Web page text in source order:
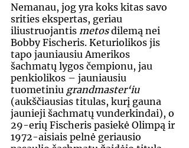
Nemanau, jog yra koks kitas savo
srities ekspertas, geriau
iliustruojantis metos dilemą nei
Bobby Fischeris. Keturiolikos jis
tapo jauniausiu Amerikos
šachmatų lygos čempionu, jau
penkiolikos – jauniausiu
tuometiniu grandmaster‘iu
(aukščiausias titulas, kurį gauna
jaunieji šachmatų vunderkindai), o
29-erių Fischeris pasiekė Olimpą ir
1972-aisiais pelnė geriausio